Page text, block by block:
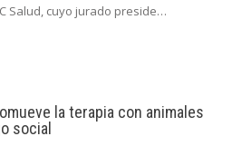
Salud, cuyo jurado preside…
la terapia con animales
social